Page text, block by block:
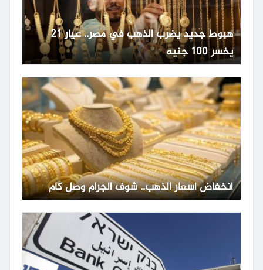
هبوط جديد يضرب الذهب في مصر.. عيار 21
يخسر 100 جنيه
انخفاض أسعار الذهب.. شوف الجرام وصل كام